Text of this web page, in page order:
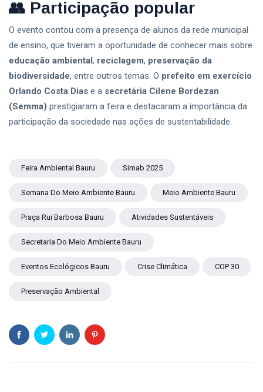
👥 Participação popular
O evento contou com a presença de alunos da rede municipal
de ensino, que tiveram a oportunidade de conhecer mais sobre
educação ambiental, reciclagem, preservação da
biodiversidade, entre outros temas. O prefeito em exercício
Orlando Costa Dias e a secretária Cilene Bordezan
(Semma) prestigiaram a feira e destacaram a importância da
participação da sociedade nas ações de sustentabilidade.
Feira Ambiental Bauru Simab 2025
Semana Do Meio Ambiente Bauru Meio Ambiente Bauru
Praça Rui Barbosa Bauru Atividades Sustentáveis
Secretaria Do Meio Ambiente Bauru
Eventos Ecológicos Bauru Crise Climática COP 30
Preservação Ambiental